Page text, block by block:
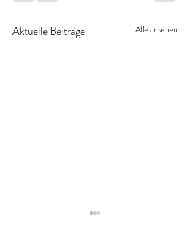
Aktuelle Beiträge Alle ansehen